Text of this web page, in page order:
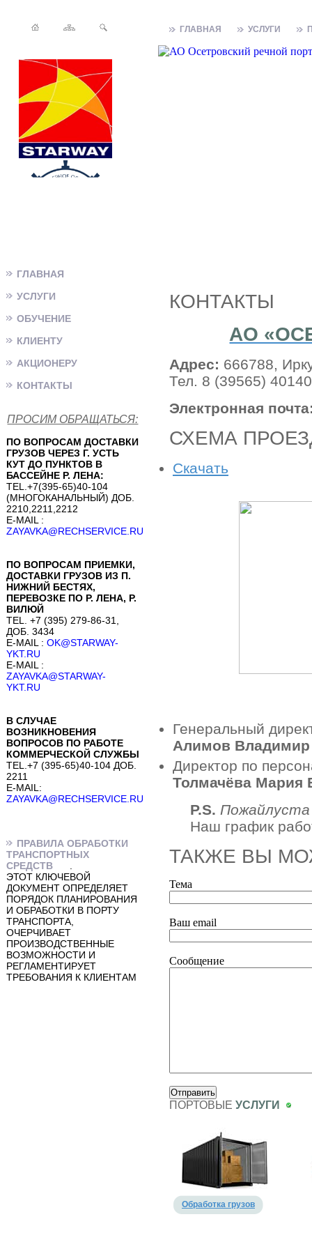
КОНТАКТЫ
АО
Адрес: 666788,
Тел. 8 (39565)
Электронная
СХЕМА
Скачать
Генеральный
Алимов
Директор по
Толмачёва Мария
P.S.
Наш график
ТАКЖЕ ВЫ
Teма
Ваш еmail
Сообщение
ПОРТОВЫЕ УСЛУГИ
Обработка грузов
ГЛАВНАЯ
УСЛУГИ
ОБУЧЕНИЕ
КЛИЕНТУ
АКЦИОНЕРУ
КОНТАКТЫ
ПРОСИМ ОБРАЩАТЬСЯ:
ПО ВОПРОСАМ ДОСТАВКИ
ГРУЗОВ ЧЕРЕЗ Г. УСТЬ
КУТ ДО ПУНКТОВ В
БАССЕЙНЕ Р. ЛЕНА:
TEL.+7(395-65)40-104
(МНОГОКАНАЛЬНЫЙ) ДОБ.
2210,2211,2212
E-MAIL :
ZAYAVKA@RECHSERVICE.RU
ПО ВОПРОСАМ ПРИЕМКИ,
ДОСТАВКИ ГРУЗОВ ИЗ П.
НИЖНИЙ БЕСТЯХ,
ПЕРЕВОЗКЕ ПО Р. ЛЕНА, Р.
ВИЛЮЙ
TEL. +7 (395) 279-86-31,
ДОБ. 3434
E-MAIL : OK@STARWAY-
YKT.RU
E-MAIL :
ZAYAVKA@STARWAY-
YKT.RU
В СЛУЧАЕ
ВОЗНИКНОВЕНИЯ
ВОПРОСОВ ПО РАБОТЕ
КОММЕРЧЕСКОЙ СЛУЖБЫ
TEL.+7 (395-65)40-104 ДОБ.
2211
E-MAIL:
ZAYAVKA@RECHSERVICE.RU
ПРАВИЛА ОБРАБОТКИ
ТРАНСПОРТНЫХ
СРЕДСТВ
ЭТОТ КЛЮЧЕВОЙ
ДОКУМЕНТ ОПРЕДЕЛЯЕТ
ПОРЯДОК ПЛАНИРОВАНИЯ
И ОБРАБОТКИ В ПОРТУ
ТРАНСПОРТА,
ОЧЕРЧИВАЕТ
ПРОИЗВОДСТВЕННЫЕ
ВОЗМОЖНОСТИ И
РЕГЛАМЕНТИРУЕТ
ТРЕБОВАНИЯ К КЛИЕНТАМ
ГЛАВНАЯ УСЛУГИ